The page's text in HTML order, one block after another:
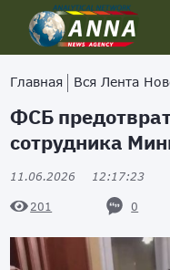
Главная Вся Лента
ФСБ
сотрудника
11.06.2026 12:17:23
201 0